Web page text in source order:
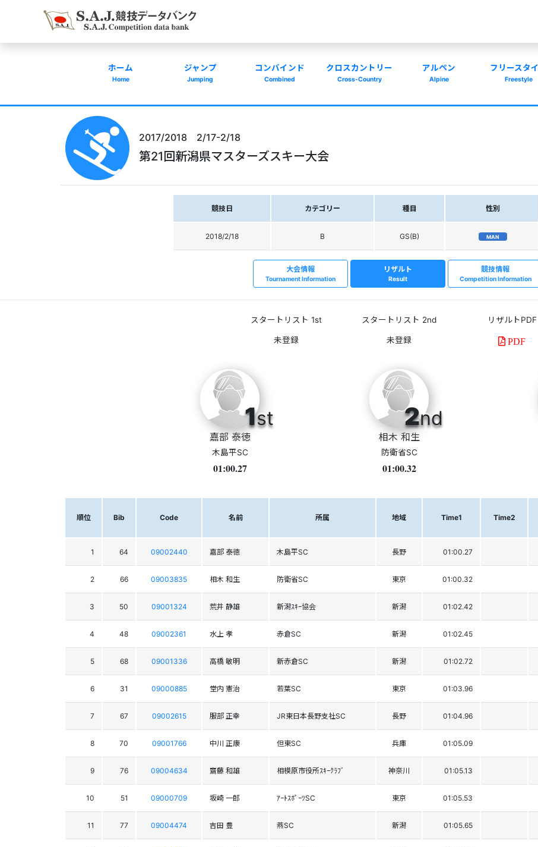
ホーム
Home
ジャンプ
Jumping
コンバインド
Combined
クロスカントリー
Cross-Country
アルペン
Alpine
フリースタ
Freestyle
2017/2018 2/17-2/18
第21回新潟県マスターズスキー大会
競技日 カテゴリー 種目 性別
2018/2/18 B GS(B) MAN
大会情報
Tournament Information
リザルト
Result
競技情報
Competition Information
スタートリスト 1st スタートリスト 2nd リザルトPDF
PDF
1st
嘉部 泰徳
木島平SC
01:00.27
2nd
相木 和生
防衛省SC
01:00.32
順位 Bib Code 名前 所属 地域 Time1 Time2
1 64 09002440 嘉部 泰徳 木島平SC 長野 01:00.27
2 66 09003835 相木 和生 防衛省SC 東京 01:00.32
3 50 09001324 荒井 静雄 新潟ｽｷｰ協会 新潟 01:02.42
4 48 09002361 水上 孝 赤倉SC 新潟 01:02.45
5 68 09001336 高橋 敏明 新赤倉SC 新潟 01:02.72
6 31 09000885 堂内 憲治 若葉SC 東京 01:03.96
7 67 09002615 服部 正幸 JR東日本長野支社SC 長野 01:04.96
8 70 09001766 中川 正康 但東SC 兵庫 01:05.09
9 76 09004634 齋藤 和雄 相模原市役所ｽｷｰｸﾗﾌﾞ 神奈川 01:05.13
10 51 09000709 坂崎 一郎 ｱｰﾄｽﾎﾟｰﾂSC 東京 01:05.53
11 77 09004474 吉田 豊 燕SC 新潟 01:05.65